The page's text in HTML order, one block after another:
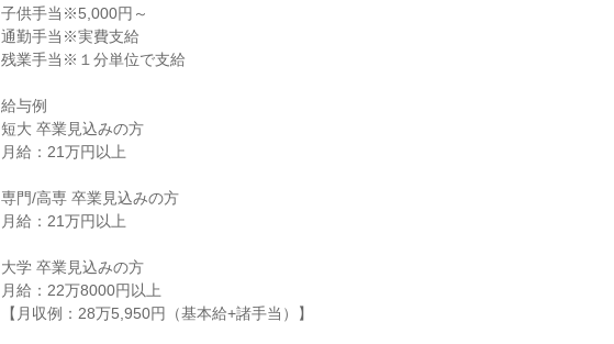
子供手当※5,000円～
通勤手当※実費支給
残業手当※１分単位で支給
給与例
短大 卒業見込みの方
月給：21万円以上
専門/高専 卒業見込みの方
月給：21万円以上
大学 卒業見込みの方
月給：22万8000円以上
【月収例：28万5,950円（基本給+諸手当）】